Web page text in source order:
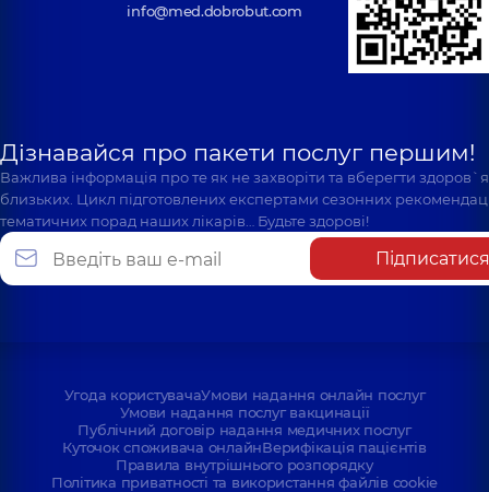
info@med.dobrobut.com
Дізнавайся про пакети послуг першим!
Важлива інформація про те як не захворіти та вберегти
близьких. Цикл підготовлених експертами сезонних
тематичних порад наших лікарів… Будьте здорові!
Підписатися
Угода користувачаУмови надання онлайн послуг
Умови надання послуг вакцинації
Публічний договір надання медичних послуг
Куточок споживача онлайнВерифікація пацієнтів
Правила внутрішнього розпорядку
Політика приватності та використання файлів cookie